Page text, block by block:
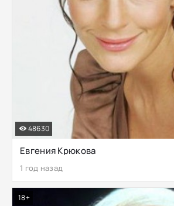
Евгения Крюкова
1 год назад
48630
18+